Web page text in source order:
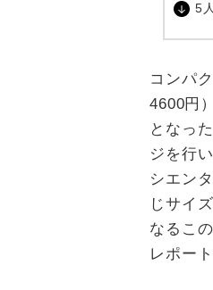
5
コンパ
4600円
となっ
ジを行
シエン
じサイ
なるこ
レポー